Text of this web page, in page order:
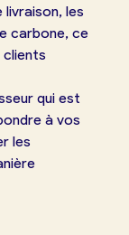
les
carbone, ce
clients
qui est
à vos
les